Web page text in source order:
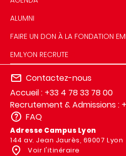
ALUMNI
FAIRE UN DON À LA FONDATION
EMLYON RECRUTE
Contactez-nous
Accueil : +33 4 78 33 78 00
Recrutement & Admissions :
FAQ
Adresse Campus Lyon
144 av. Jean Jaurès, 69007 Lyon
Voir l'itinéraire